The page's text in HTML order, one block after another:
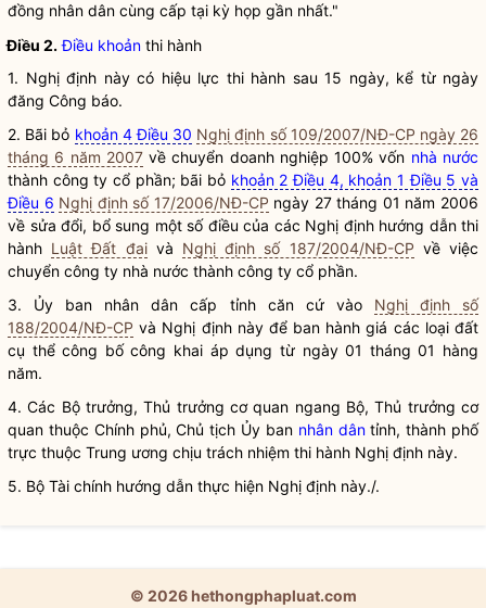
đồng nhân dân cùng cấp tại kỳ họp gần nhất."
Điều 2. Điều khoản thi hành
1. Nghị định này có hiệu lực thi hành sau 15 ngày, kể từ ngày
đăng Công báo.
2. Bãi bỏ khoản 4 Điều 30 Nghị định số 109/2007/NĐ-CP ngày 26
tháng 6 năm 2007về chuyển doanh nghiệp 100% vốn nhà nước
thành công ty cổ phần; bãi bỏ khoản 2 Điều 4, khoản 1 Điều 5 và
Điều 6 Nghị định số 17/2006/NĐ-CP ngày 27 tháng 01 năm 2006
về sửa đổi, bổ sung một số điều của các Nghị định hướng dẫn thi
hành Luật Đất đaivà Nghị định số 187/2004/NĐ-CP về việc
chuyển công ty nhà nước thành công ty cổ phần.
3. Ủy ban nhân dân cấp tỉnh căn cứ vào Nghị định số
188/2004/NĐ-CP và Nghị định này để ban hành giá các loại đất
cụ thể công bố công khai áp dụng từ ngày 01 tháng 01 hàng
năm.
4. Các Bộ trưởng, Thủ trưởng cơ quan ngang Bộ, Thủ trưởng cơ
quan thuộc Chính phủ, Chủ tịch Ủy ban nhân dântỉnh, thành phố
trực thuộc Trung ương chịu trách nhiệm thi hành Nghị định này.
5. Bộ Tài chính hướng dẫn thực hiện Nghị định này./.
© 2026 hethongphapluat.com